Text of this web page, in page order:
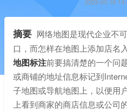
摘要 网络地图是现代企业不
口，而怎样在地图上添加店名
地图标注前要搞清楚的一个问
或商铺的地址信息标记到
子地图或导航地图上，以便用
上看到商家的商店信息或公司